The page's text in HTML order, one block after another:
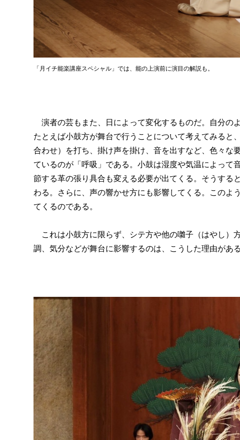
「月イチ能楽講座スペシャル」では、能の上演前に演目の解説も。
演者の芸もまた、日によって変化するものだ。自分の
たとえば小鼓方が舞台で行うことについて考えてみると
合わせ）を打ち、掛け声を掛け、音を出すなど、色々な
ているのが「呼吸」である。小鼓は湿度や気温によって
節する革の張り具合も変える必要が出てくる。そうする
わる。さらに、声の響かせ方にも影響してくる。このよ
てくるのである。
これは小鼓方に限らず、シテ方や他の囃子（はやし）
調、気分などが舞台に影響するのは、こうした理由があ